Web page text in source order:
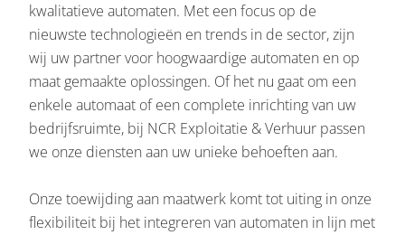
kwalitatieve automaten. Met een focus op de
nieuwste technologieën en trends in de sector, zijn
wij uw partner voor hoogwaardige automaten en op
maat gemaakte oplossingen. Of het nu gaat om een
enkele automaat of een complete inrichting van uw
bedrijfsruimte, bij NCR Exploitatie & Verhuur passen
we onze diensten aan uw unieke behoeften aan.
Onze toewijding aan maatwerk komt tot uiting in onze
flexibiliteit bij het integreren van automaten in lijn met